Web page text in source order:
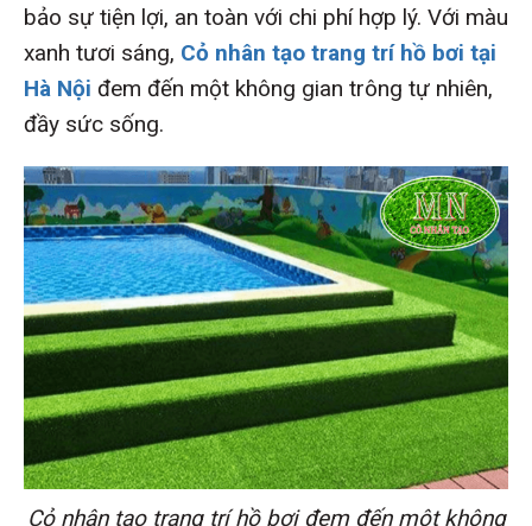
bảo sự tiện lợi, an toàn với chi phí hợp lý. Với màu
xanh tươi sáng, Cỏ nhân tạo trang trí hồ bơi tại
Hà Nội đem đến một không gian trông tự nhiên,
đầy sức sống.
Cỏ nhân tạo trang trí hồ bơi đem đến một không